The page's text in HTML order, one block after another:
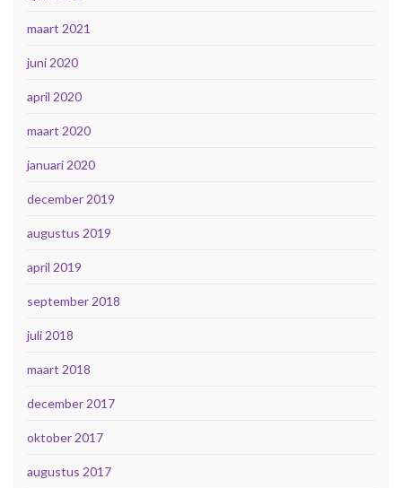
maart 2021
juni 2020
april 2020
maart 2020
januari 2020
december 2019
augustus 2019
april 2019
september 2018
juli 2018
maart 2018
december 2017
oktober 2017
augustus 2017